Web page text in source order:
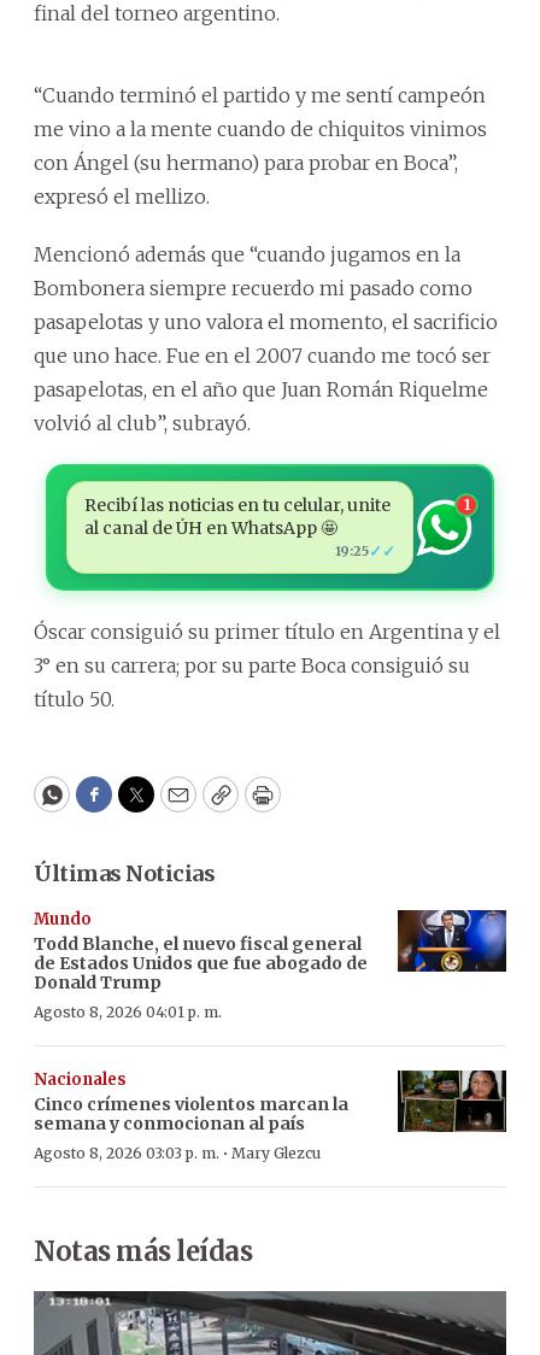
final del torneo argentino.
“Cuando terminó el partido y me sentí campeón
me vino a la mente cuando de chiquitos vinimos
con Ángel (su hermano) para probar en Boca”,
expresó el mellizo.
Mencionó además que “cuando jugamos en la
Bombonera siempre recuerdo mi pasado como
pasapelotas y uno valora el momento, el sacrificio
que uno hace. Fue en el 2007 cuando me tocó ser
pasapelotas, en el año que Juan Román Riquelme
volvió al club”, subrayó.
Recibí las noticias en tu celular, unite
al canal de ÚH en WhatsApp 🤩
19:25✓✓
1
Óscar consiguió su primer título en Argentina y el
3° en su carrera; por su parte Boca consiguió su
título 50.
WhatsApp
Facebook
Twitter
EmailCopyPrint
Últimas Noticias
Mundo
Todd Blanche, el nuevo fiscal general
de Estados Unidos que fue abogado de
Donald Trump
Agosto 8, 2026 04:01 p. m.
Nacionales
Cinco crímenes violentos marcan la
semana y conmocionan al país
Agosto 8, 2026 03:03 p. m. · Mary Glezcu
Notas más leídas